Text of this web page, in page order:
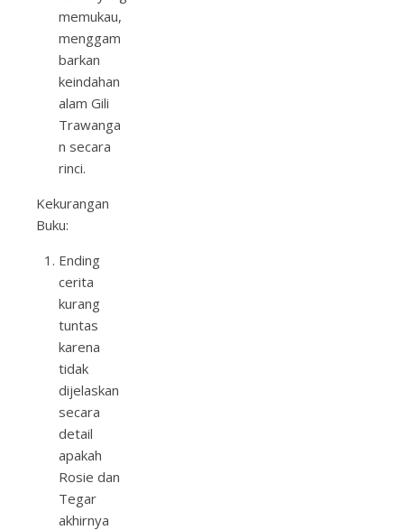
memukau,
menggam
barkan
keindahan
alam Gili
Trawanga
n secara
rinci.
Kekurangan
Buku:
Ending
cerita
kurang
tuntas
karena
tidak
dijelaskan
secara
detail
apakah
Rosie dan
Tegar
akhirnya